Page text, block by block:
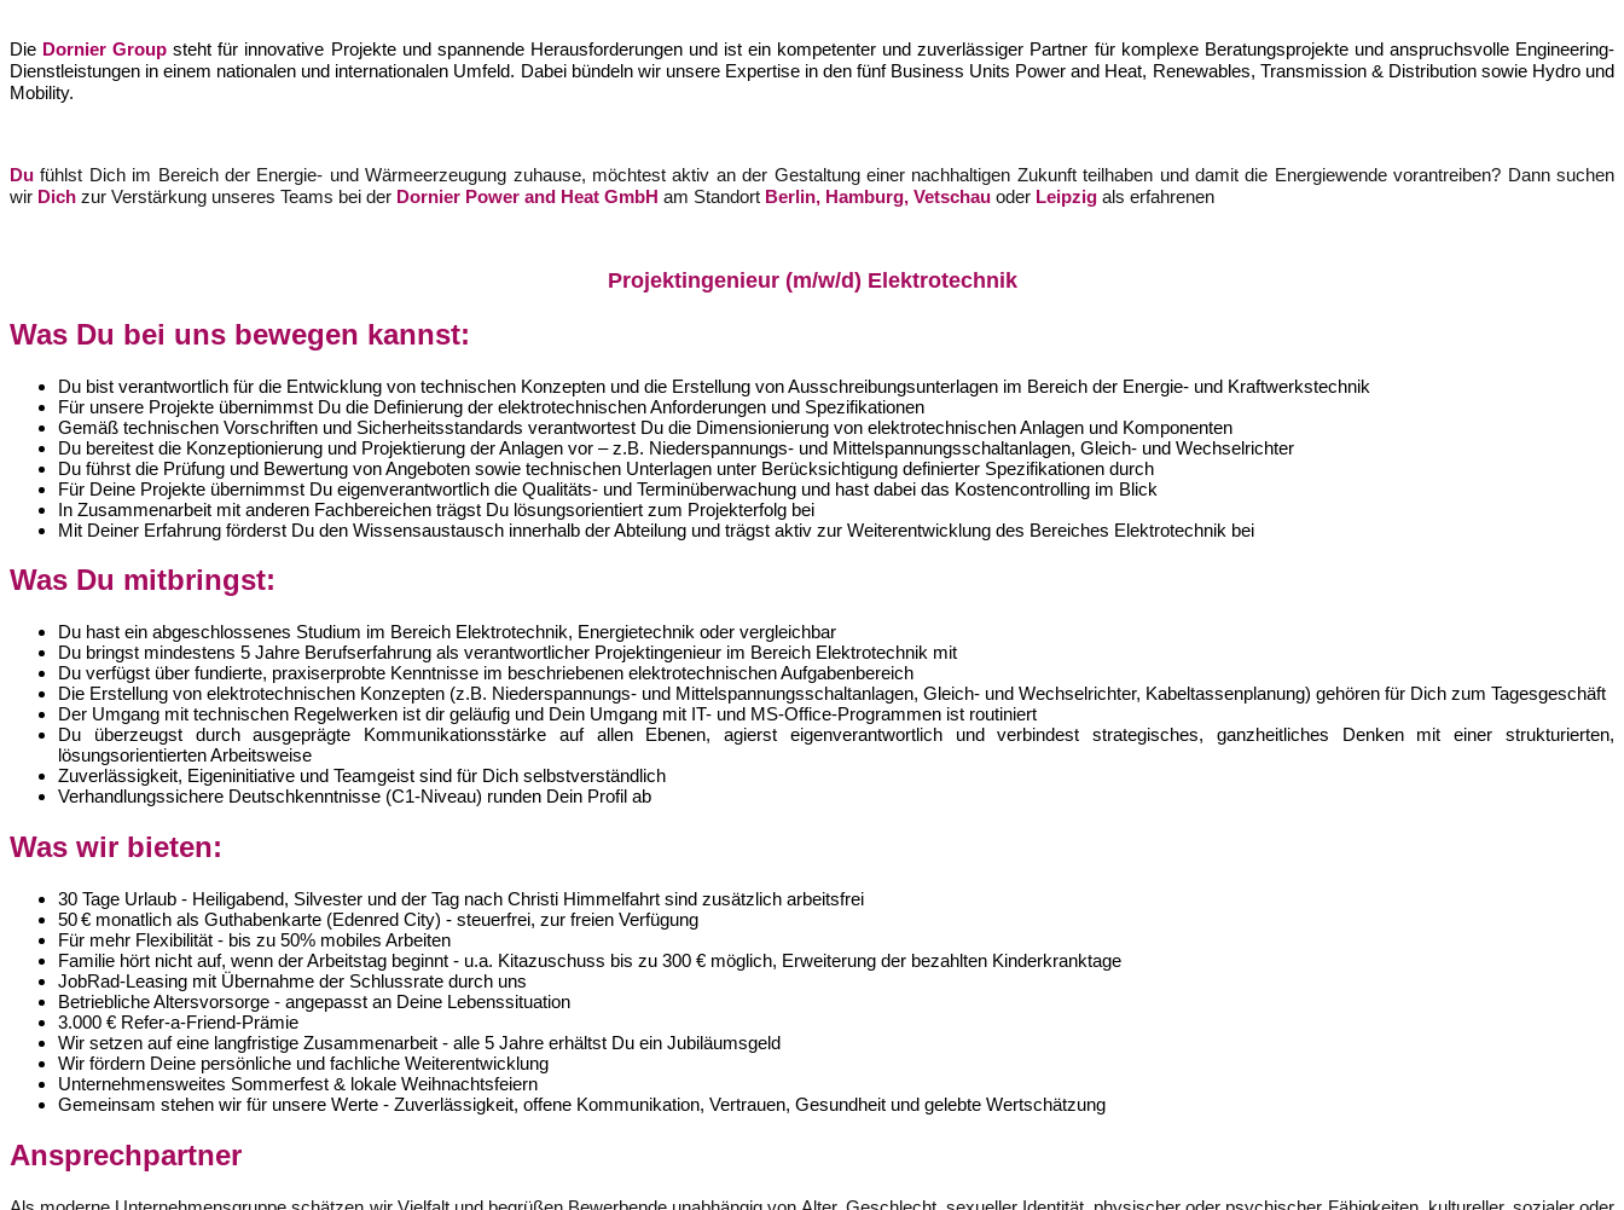
Die Dornier Group steht für innovative Projekte und spannende Herausforderungen und ist ein kompetenter und zuverlässiger Partner für komplexe Beratungsprojekte und anspruchsvolle Engineering-
Dienstleistungen in einem nationalen und internationalen Umfeld. Dabei bündeln wir unsere Expertise in den fünf Business Units Power and Heat, Renewables, Transmission & Distribution sowie Hydro und
Mobility.
Du fühlst Dich im Bereich der Energie- und Wärmeerzeugung zuhause, möchtest aktiv an der Gestaltung einer nachhaltigen Zukunft teilhaben und damit die Energiewende vorantreiben? Dann suchen
wir Dich zur Verstärkung unseres Teams bei der Dornier Power and Heat GmbH am Standort Berlin, Hamburg, Vetschau oder Leipzig als erfahrenen
Projektingenieur (m/w/d) Elektrotechnik
Was Du bei uns bewegen kannst:
Du bist verantwortlich für die Entwicklung von technischen Konzepten und die Erstellung von Ausschreibungsunterlagen im Bereich der Energie- und Kraftwerkstechnik
Für unsere Projekte übernimmst Du die Definierung der elektrotechnischen Anforderungen und Spezifikationen
Gemäß technischen Vorschriften und Sicherheitsstandards verantwortest Du die Dimensionierung von elektrotechnischen Anlagen und Komponenten
Du bereitest die Konzeptionierung und Projektierung der Anlagen vor – z.B. Niederspannungs- und Mittelspannungsschaltanlagen, Gleich- und Wechselrichter
Du führst die Prüfung und Bewertung von Angeboten sowie technischen Unterlagen unter Berücksichtigung definierter Spezifikationen durch
Für Deine Projekte übernimmst Du eigenverantwortlich die Qualitäts- und Terminüberwachung und hast dabei das Kostencontrolling im Blick
In Zusammenarbeit mit anderen Fachbereichen trägst Du lösungsorientiert zum Projekterfolg bei
Mit Deiner Erfahrung förderst Du den Wissensaustausch innerhalb der Abteilung und trägst aktiv zur Weiterentwicklung des Bereiches Elektrotechnik bei
Was Du mitbringst:
Du hast ein abgeschlossenes Studium im Bereich Elektrotechnik, Energietechnik oder vergleichbar
Du bringst mindestens 5 Jahre Berufserfahrung als verantwortlicher Projektingenieur im Bereich Elektrotechnik mit
Du verfügst über fundierte, praxiserprobte Kenntnisse im beschriebenen elektrotechnischen Aufgabenbereich
Die Erstellung von elektrotechnischen Konzepten (z.B. Niederspannungs- und Mittelspannungsschaltanlagen, Gleich- und Wechselrichter, Kabeltassenplanung) gehören für Dich zum Tagesgeschäft
Der Umgang mit technischen Regelwerken ist dir geläufig und Dein Umgang mit IT- und MS-Office-Programmen ist routiniert
Du überzeugst durch ausgeprägte Kommunikationsstärke auf allen Ebenen, agierst eigenverantwortlich und verbindest strategisches, ganzheitliches Denken mit einer strukturierten,
lösungsorientierten Arbeitsweise
Zuverlässigkeit, Eigeninitiative und Teamgeist sind für Dich selbstverständlich
Verhandlungssichere Deutschkenntnisse (C1-Niveau) runden Dein Profil ab
Was wir bieten:
30 Tage Urlaub - Heiligabend, Silvester und der Tag nach Christi Himmelfahrt sind zusätzlich arbeitsfrei
50 € monatlich als Guthabenkarte (Edenred City) - steuerfrei, zur freien Verfügung
Für mehr Flexibilität - bis zu 50% mobiles Arbeiten
Familie hört nicht auf, wenn der Arbeitstag beginnt - u.a. Kitazuschuss bis zu 300 € möglich, Erweiterung der bezahlten Kinderkranktage
JobRad-Leasing mit Übernahme der Schlussrate durch uns
Betriebliche Altersvorsorge - angepasst an Deine Lebenssituation
3.000 € Refer-a-Friend-Prämie
Wir setzen auf eine langfristige Zusammenarbeit - alle 5 Jahre erhältst Du ein Jubiläumsgeld
Wir fördern Deine persönliche und fachliche Weiterentwicklung
Unternehmensweites Sommerfest & lokale Weihnachtsfeiern
Gemeinsam stehen wir für unsere Werte - Zuverlässigkeit, offene Kommunikation, Vertrauen, Gesundheit und gelebte Wertschätzung
Ansprechpartner